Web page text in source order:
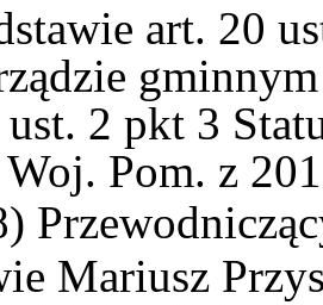
art. 20
ust. 2 pkt 3
Pom. z
Mariusz